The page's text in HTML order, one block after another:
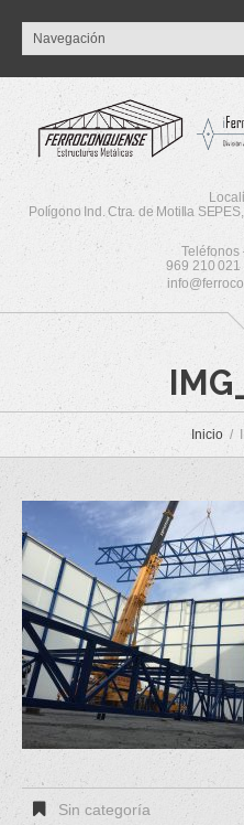
Polígono Ind. Ctra. de Motilla
Teléfonos
969 210 021
Inicio
Sin categoría